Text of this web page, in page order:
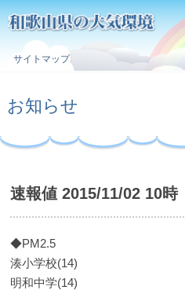
サイトマップ
お知らせ
速報値 2015/11/02 10時
◆PM2.5
湊小学校(14)
明和中学(14)